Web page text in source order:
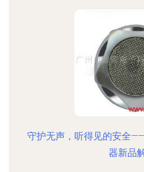
守护无声，听得见的安全
器新品